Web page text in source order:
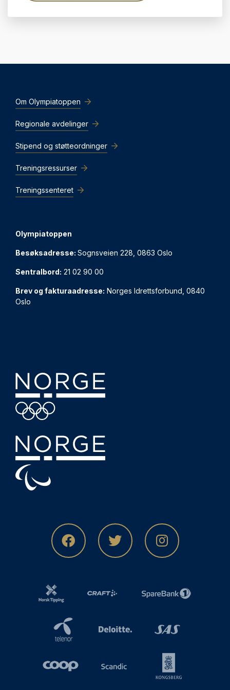
Om Olympiatoppen
Regionale avdelinger
Stipend og støtteordninger
Treningsressurser
Treningssenteret
Olympiatoppen
Besøksadresse: Sognsveien 228, 0863 Oslo
Sentralbord: 21 02 90 00
Brev og fakturaadresse: Norges Idrettsforbund, 0840
Oslo